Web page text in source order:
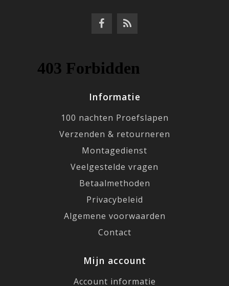
Informatie
100 nachten Proefslapen
Verzenden & retourneren
Montagedienst
Veelgestelde vragen
Betaalmethoden
Privacybeleid
Algemene voorwaarden
Contact
Mijn account
Account informatie